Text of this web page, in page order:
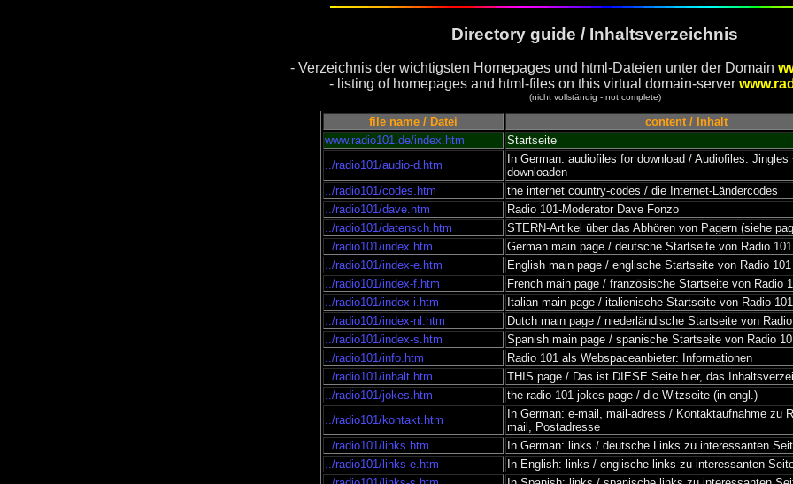
Directory guide / Inhaltsverzeichnis
- Verzeichnis der wichtigsten Homepages und html-Dateien unter der Domain
- listing of homepages and html-files on this virtual domain-server
(nicht vollständig - not complete)
file name / Datei
content / Inhalt
www.radio101.de/index.htm
Startseite
../radio101/audio-d.htm
In German: audiofiles for download / Audiofiles: Jingles
downloaden
../radio101/codes.htm
the internet country-codes / die Internet-Ländercodes
../radio101/dave.htm
Radio 101-Moderator Dave Fonzo
../radio101/datensch.htm
STERN-Artikel über das Abhören von Pagern (siehe
../radio101/index.htm
German main page / deutsche Startseite von Radio 101
../radio101/index-e.htm
English main page / englische Startseite von Radio 101
../radio101/index-f.htm
French main page / französische Startseite von Radio
../radio101/index-i.htm
Italian main page / italienische Startseite von Radio 101
../radio101/index-nl.htm
Dutch main page / niederländische Startseite von
../radio101/index-s.htm
Spanish main page / spanische Startseite von Radio
../radio101/info.htm
Radio 101 als Webspaceanbieter: Informationen
../radio101/inhalt.htm
THIS page / Das ist DIESE Seite hier, das
../radio101/jokes.htm
the radio 101 jokes page / die Witzseite (in engl.)
../radio101/kontakt.htm
In German: e-mail, mail-adress / Kontaktaufnahme zu
mail, Postadresse
../radio101/links.htm
In German: links / deutsche Links zu interessanten
../radio101/links-e.htm
In English: links / englische links zu interessanten